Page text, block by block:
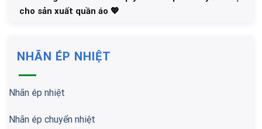
cho sản xuất quần áo 💖
NHÃN ÉP NHIỆT
Nhãn ép nhiệt
Nhãn ép chuyển nhiệt